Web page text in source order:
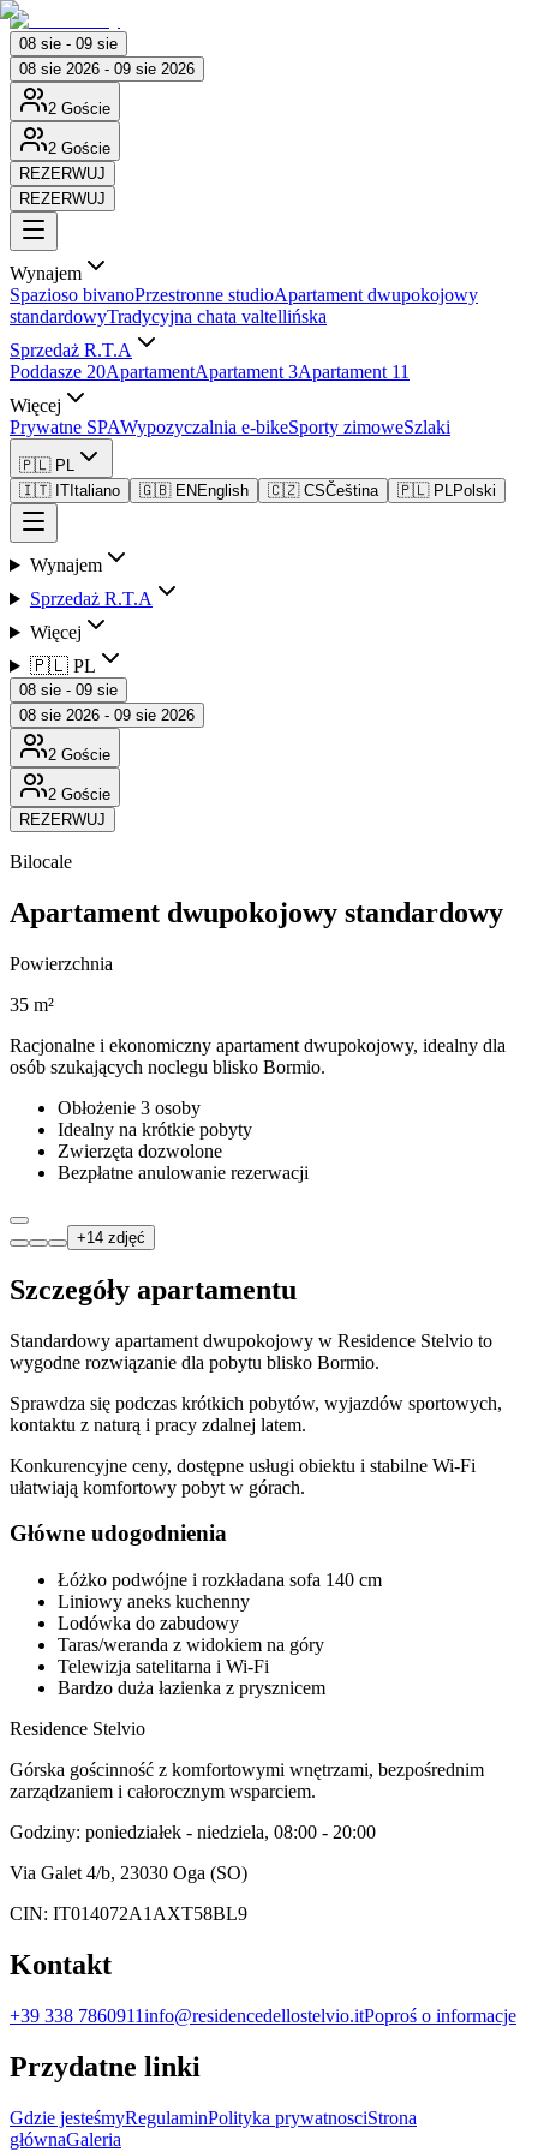
08 sie - 09 sie
08 sie 2026 - 09 sie 2026
2 Goście
2 Goście
REZERWUJ
REZERWUJ
Wynajem
Spazioso bivanoPrzestronne studioApartament dwupokojowy
standardowyTradycyjna chata valtellińska
Sprzedaż R.T.A
Poddasze 20ApartamentApartament 3Apartament 11
Więcej
Prywatne SPAWypozyczalnia e-bikeSporty zimoweSzlaki
🇵🇱 PL
🇮🇹 IT Italiano 🇬🇧 EN English 🇨🇿 CSČeština 🇵🇱 PLPolski
Wynajem
Sprzedaż R.T.A
Więcej
🇵🇱 PL
08 sie - 09 sie
08 sie 2026 - 09 sie 2026
2 Goście
2 Goście
REZERWUJ
Bilocale
Apartament dwupokojowy standardowy
Powierzchnia
35 m²
Racjonalne i ekonomiczny apartament dwupokojowy, idealny dla
osób szukających noclegu blisko Bormio.
Obłożenie 3 osoby
Idealny na krótkie pobyty
Zwierzęta dozwolone
Bezpłatne anulowanie rezerwacji
+14 zdjęć
Szczegóły apartamentu
Standardowy apartament dwupokojowy w Residence Stelvio to
wygodne rozwiązanie dla pobytu blisko Bormio.
Sprawdza się podczas krótkich pobytów, wyjazdów sportowych,
kontaktu z naturą i pracy zdalnej latem.
Konkurencyjne ceny, dostępne usługi obiektu i stabilne Wi-Fi
ułatwiają komfortowy pobyt w górach.
Główne udogodnienia
Łóżko podwójne i rozkładana sofa 140 cm
Liniowy aneks kuchenny
Lodówka do zabudowy
Taras/weranda z widokiem na góry
Telewizja satelitarna i Wi-Fi
Bardzo duża łazienka z prysznicem
Residence Stelvio
Górska gościnność z komfortowymi wnętrzami, bezpośrednim
zarządzaniem i całorocznym wsparciem.
Godziny: poniedziałek - niedziela, 08:00 - 20:00
Via Galet 4/b, 23030 Oga (SO)
CIN: IT014072A1AXT58BL9
Kontakt
+39 338 7860911info@residencedellostelvio.itPoproś o informacje
Przydatne linki
Gdzie jesteśmyRegulaminPolityka prywatnosciStrona
głównaGaleria